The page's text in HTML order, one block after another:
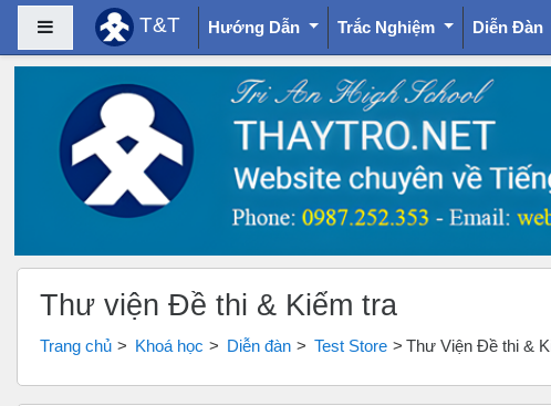
Chuyển tới nội dung chính
Bảng điều khiển cạnh
T&T Hướng Dẫn Trắc Nghiệm Diễn Đàn
Thư viện Đề thi & Kiểm tra
Trang chủ Khoá học Diễn đàn Test Store Thư Viện Đề thi &